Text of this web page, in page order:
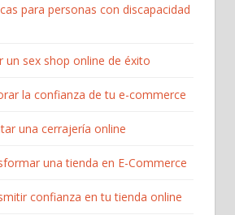
para personas con discapacidad
un sex shop online de éxito
la confianza de tu e-commerce
una cerrajería online
una tienda en E-Commerce
confianza en tu tienda online